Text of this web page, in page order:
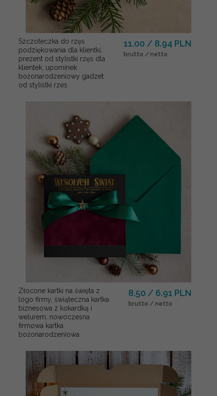
Szczoteczka do rzęs
podziękowania dla klientki,
prezent od stylistki rzęs dla
klientek, upominek
bożonarodzeniowy gadzet
od stylistki rzes
11.00 / 8.94 PLN
brutto / netto
Złocone kartki na święta z
logo firmy, świąteczna kartka
biznesowa z kokardką i
welurem, nowoczesna
firmowa kartka
bożonarodzeniowa
8.50 / 6.91 PLN
brutto / netto